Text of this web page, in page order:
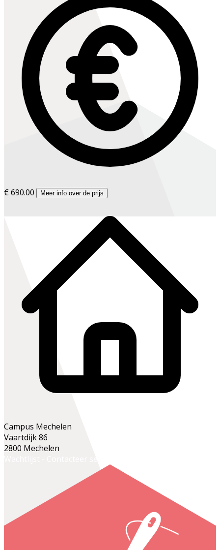
€ 690.00 Meer info over de prijs
Campus Mechelen
Vaartdijk 86
2800 Mechelen